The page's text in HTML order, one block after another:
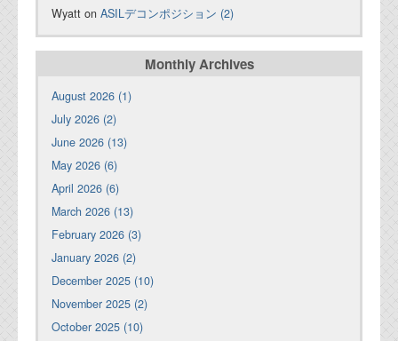
Wyatt on ASILデコンポジション (2)
Monthly Archives
August 2026 (1)
July 2026 (2)
June 2026 (13)
May 2026 (6)
April 2026 (6)
March 2026 (13)
February 2026 (3)
January 2026 (2)
December 2025 (10)
November 2025 (2)
October 2025 (10)